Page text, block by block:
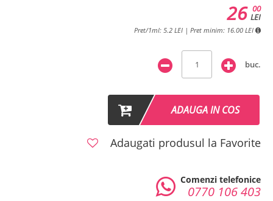
00
LEI
26
Pret/1ml: 5.2 LEI | Pret minim: 16.00 LEI
buc.
ADAUGA IN COS
Adaugati produsul la Favorite
Comenzi telefonice
0770 106 403